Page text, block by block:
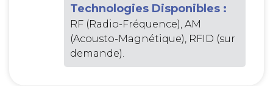
Technologies Disponibles :
RF (Radio-Fréquence), AM
(Acousto-Magnétique), RFID (sur
demande).